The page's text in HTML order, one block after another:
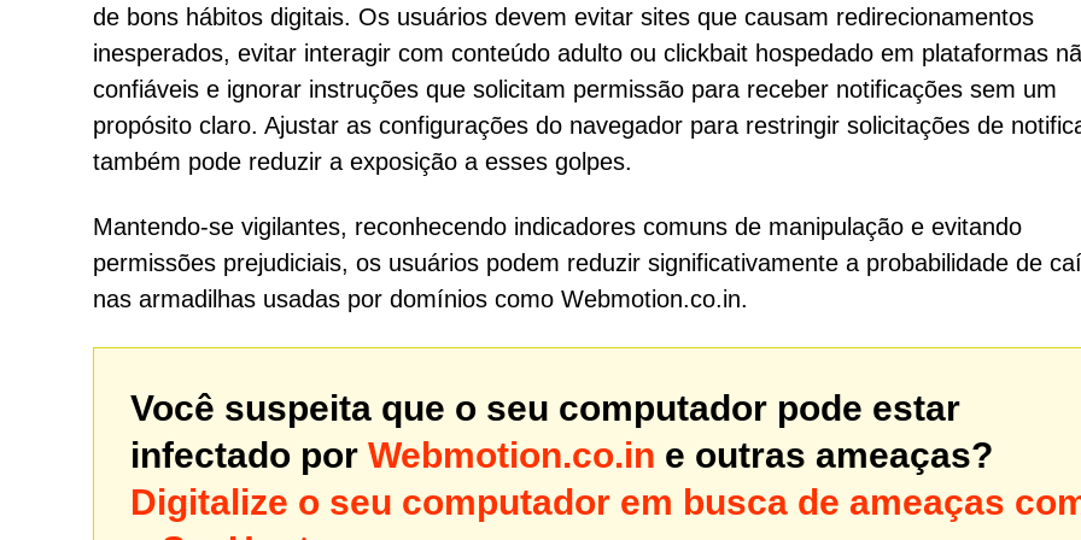
de bons hábitos digitais. Os usuários devem evitar sites que causam redirecionamentos
inesperados, evitar interagir com conteúdo adulto ou clickbait hospedado em plataformas
confiáveis e ignorar instruções que solicitam permissão para receber notificações sem um
propósito claro. Ajustar as configurações do navegador para restringir solicitações de
também pode reduzir a exposição a esses golpes.
Mantendo-se vigilantes, reconhecendo indicadores comuns de manipulação e evitando
permissões prejudiciais, os usuários podem reduzir significativamente a probabilidade de
nas armadilhas usadas por domínios como Webmotion.co.in.
Você suspeita que o seu computador pode estar
infectado por Webmotion.co.in e outras ameaças?
Digitalize o seu computador em busca de ameaças